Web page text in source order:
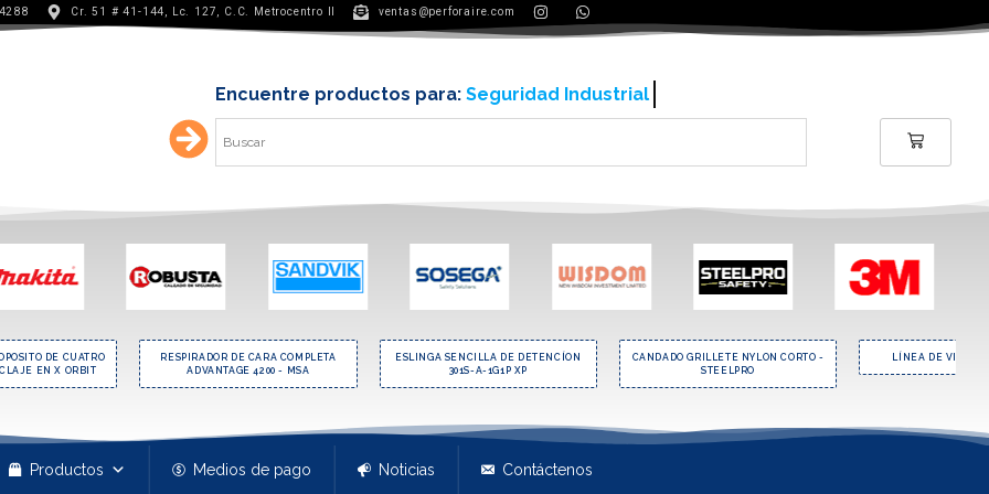
Cr. 51 # 41-144, Lc. 127, C.C. Metrocentro II ventas@perforaire.com
Encuentre productos para: Minería y contrucción
DE CUATRO
EN X ORBIT
RESPIRADOR DE CARA COMPLETA
ADVANTAGE 4200 - MSA
ESLINGA SENCILLA DE DETENCÍON
301S-A-1G1P XP
CANDADO GRILLETE NYLON CORTO -
STEELPRO
LÍNEA DE VIDA
Productos Medios de pago Noticias Contáctenos